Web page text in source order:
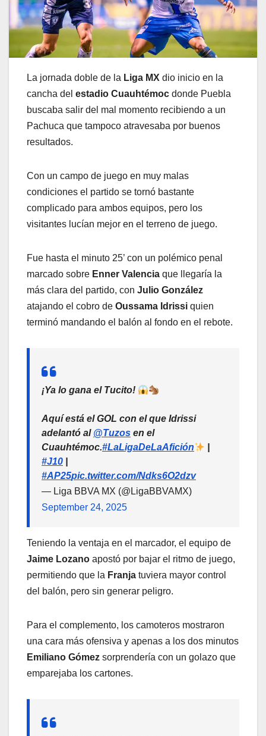
La jornada doble de la Liga MX dio inicio en la
cancha del estadio Cuauhtémoc donde Puebla
buscaba salir del mal momento recibiendo a un
Pachuca que tampoco atravesaba por buenos
resultados.
Con un campo de juego en muy malas
condiciones el partido se tornó bastante
complicado para ambos equipos, pero los
visitantes lucían mejor en el terreno de juego.
Fue hasta el minuto 25’ con un polémico penal
marcado sobre Enner Valencia que llegaría la
más clara del partido, con Julio González
atajando el cobro de Oussama Idrissi quien
terminó mandando el balón al fondo en el rebote.
¡Ya lo gana el Tucito!
Aquí está el GOL con el que Idrissi
adelantó al @Tuzos en el
Cuauhtémoc.#LaLigaDeLaAfición
#J10
#AP25pic.twitter.com/Ndks6O2dzv
— Liga BBVA MX (@LigaBBVAMX)
September 24, 2025
Teniendo la ventaja en el marcador, el equipo de
Jaime Lozano apostó por bajar el ritmo de juego,
permitiendo que la Franja tuviera mayor control
del balón, pero sin generar peligro.
Para el complemento, los camoteros mostraron
una cara más ofensiva y apenas a los dos minutos
Emiliano Gómez sorprendería con un golazo que
emparejaba los cartones.